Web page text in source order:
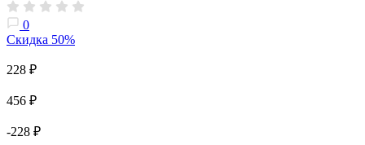
0
Скидка 50%
228 ₽
456 ₽
-228 ₽